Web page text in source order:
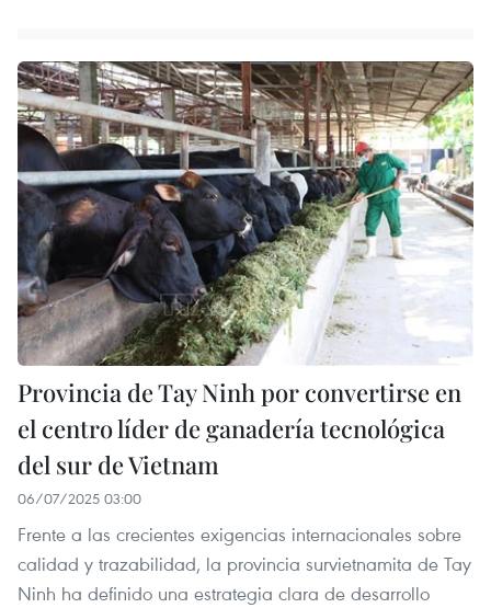
Provincia de Tay Ninh por convertirse en
el centro líder de ganadería tecnológica
del sur de Vietnam
06/07/2025 03:00
Frente a las crecientes exigencias internacionales sobre
calidad y trazabilidad, la provincia survietnamita de Tay
Ninh ha definido una estrategia clara de desarrollo